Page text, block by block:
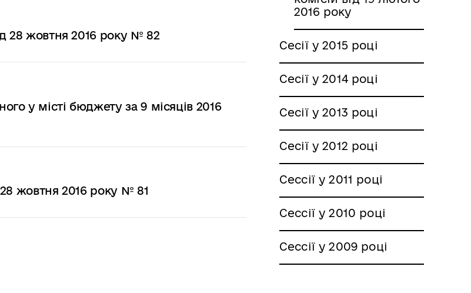
28 жовтня 2016 року № 82
у місті бюджету за 9 місяців 2016
жовтня 2016 року № 81
2016 року
Сесії у 2015 році
Сесії у 2014 році
Сесії у 2013 році
Сесії у 2012 році
Сессії у 2011 році
Сессії у 2010 році
Сессії у 2009 році